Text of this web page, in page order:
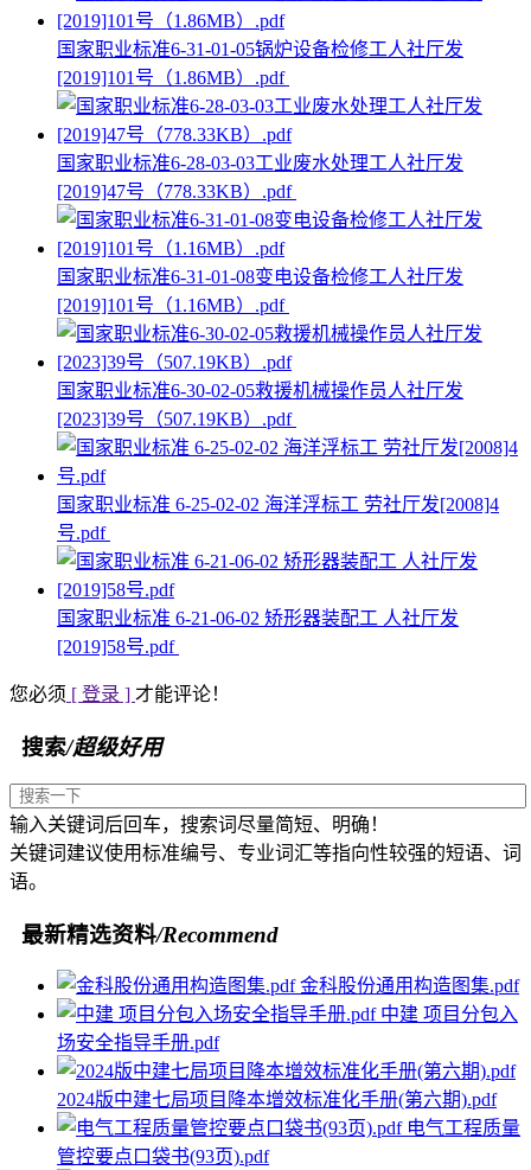
国家职业标准6-31-01-05锅炉设备检修工人社厅发
[2019]101号（1.86MB）.pdf
国家职业标准6-28-03-03工业废水处理工人社厅发
[2019]47号（778.33KB）.pdf
国家职业标准6-31-01-08变电设备检修工人社厅发
[2019]101号（1.16MB）.pdf
国家职业标准6-30-02-05救援机械操作员人社厅发
[2023]39号（507.19KB）.pdf
国家职业标准 6-25-02-02 海洋浮标工 劳社厅发[2008]4
号.pdf
国家职业标准 6-21-06-02 矫形器装配工 人社厅发
[2019]58号.pdf
您必须 [ 登录 ] 才能评论！
搜索/超级好用
输入关键词后回车，搜索词尽量简短、明确！
关键词建议使用标准编号、专业词汇等指向性较强的短语、词
语。
最新精选资料/Recommend
金科股份通用构造图集.pdf
中建 项目分包入
场安全指导手册.pdf
2024版中建七局项目降本增效标准化手册(第六期).pdf
电气工程质量
管控要点口袋书(93页).pdf